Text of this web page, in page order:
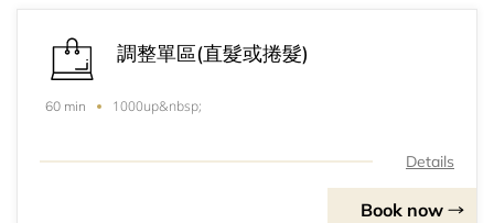
調整單區(直髮或捲髮)
60 min 1000up&nbsp;
Details
Book now